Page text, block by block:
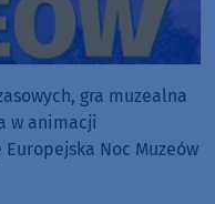
gra muzealna
w animacji
Noc Muzeów